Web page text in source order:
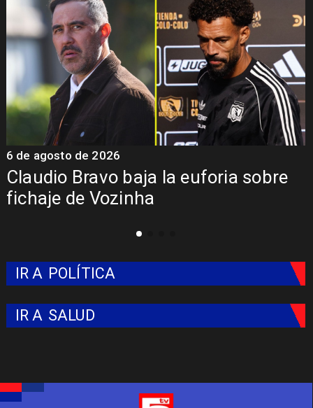
euforia sobre
Presentación de
Colo: Fecha, Estadio
IR A POLÍTICA
IR A SALUD